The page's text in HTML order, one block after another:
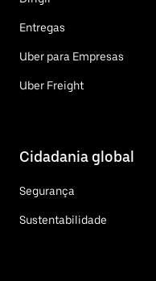
Entregas
Uber para Empresas
Uber Freight
Cidadania global
Segurança
Sustentabilidade